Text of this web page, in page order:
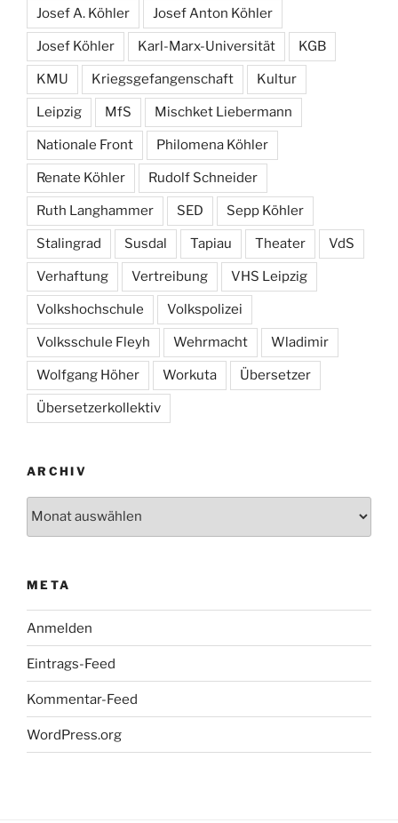
Josef A. Köhler Josef Anton Köhler
Josef Köhler Karl-Marx-Universität KGB
KMU Kriegsgefangenschaft Kultur
Leipzig MfS Mischket Liebermann
Nationale Front Philomena Köhler
Renate Köhler Rudolf Schneider
Ruth Langhammer SED Sepp Köhler
Stalingrad Susdal Tapiau Theater VdS
Verhaftung Vertreibung VHS Leipzig
Volkshochschule Volkspolizei
Volksschule Fleyh Wehrmacht Wladimir
Wolfgang Höher Workuta Übersetzer
Übersetzerkollektiv
ARCHIV
META
Anmelden
Eintrags-Feed
Kommentar-Feed
WordPress.org